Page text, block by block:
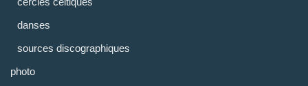
danses
sources discographiques
photo